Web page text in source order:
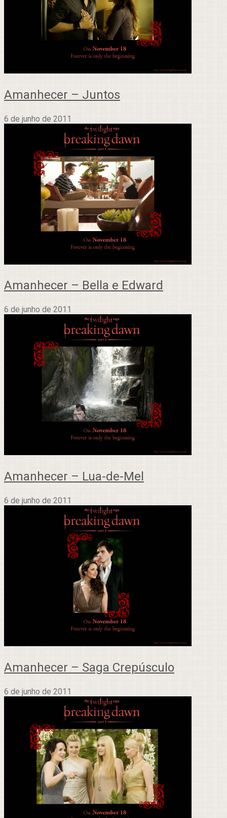
Amanhecer – Juntos
6 de junho de 2011
Amanhecer – Bella e Edward
6 de junho de 2011
Amanhecer – Lua-de-Mel
6 de junho de 2011
Amanhecer – Saga Crepúsculo
6 de junho de 2011